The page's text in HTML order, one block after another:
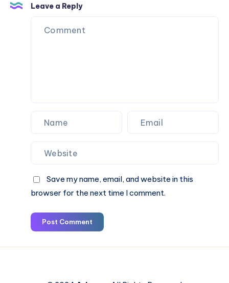
Tinggi
Leave a Reply
Save my name, email, and website in this
browser for the next time I comment.
Post Comment